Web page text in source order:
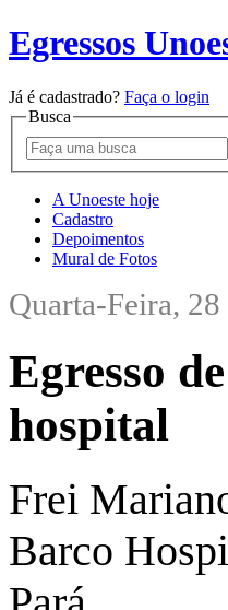
Egressos
Já é cadastrado? Faça o login
Busca
A Unoeste hoje
Cadastro
Depoimentos
Mural de Fotos
Quarta-Feira,
Egresso
hospital
Frei
Barco